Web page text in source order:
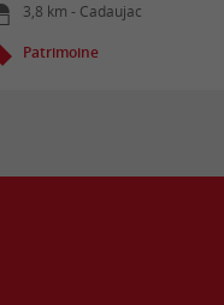
3,8 km - Cadaujac
Patrimoine